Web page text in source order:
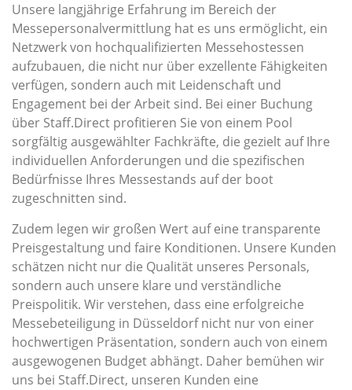
Unsere langjährige Erfahrung im Bereich der
Messepersonalvermittlung hat es uns ermöglicht, ein
Netzwerk von hochqualifizierten Messehostessen
aufzubauen, die nicht nur über exzellente Fähigkeiten
verfügen, sondern auch mit Leidenschaft und
Engagement bei der Arbeit sind. Bei einer Buchung
über Staff.Direct profitieren Sie von einem Pool
sorgfältig ausgewählter Fachkräfte, die gezielt auf Ihre
individuellen Anforderungen und die spezifischen
Bedürfnisse Ihres Messestands auf der boot
zugeschnitten sind.
Zudem legen wir großen Wert auf eine transparente
Preisgestaltung und faire Konditionen. Unsere Kunden
schätzen nicht nur die Qualität unseres Personals,
sondern auch unsere klare und verständliche
Preispolitik. Wir verstehen, dass eine erfolgreiche
Messebeteiligung in Düsseldorf nicht nur von einer
hochwertigen Präsentation, sondern auch von einem
ausgewogenen Budget abhängt. Daher bemühen wir
uns bei Staff.Direct, unseren Kunden eine